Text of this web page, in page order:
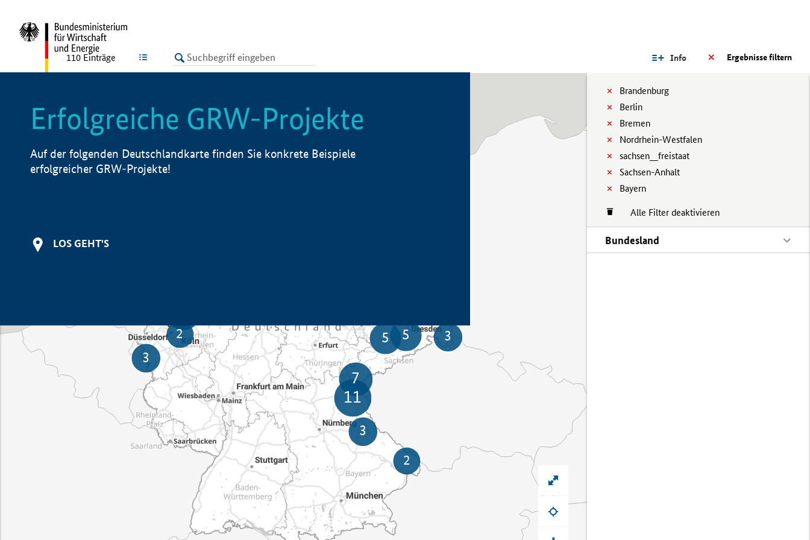
LISTE Ergebnisse filtern
Info
Brandenburg
Berlin
Bremen
Nordrhein-Westfalen
sachsen__freistaat
Sachsen-Anhalt
Bayern
Alle Filter deaktivieren
Bundesland
110 Einträge
Erfolgreiche GRW-Projekte
Auf der folgenden Deutschlandkarte finden Sie konkrete Beispiele
erfolgreicher GRW-Projekte!
LOS GEHT'S